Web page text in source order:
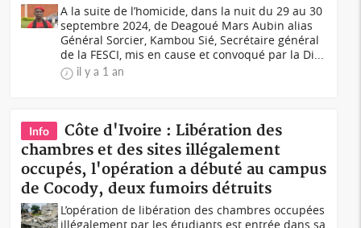
A la suite de l’homicide, dans la nuit du 29 au 30
septembre 2024, de Deagoué Mars Aubin alias
Général Sorcier, Kambou Sié, Secrétaire général
de la FESCI, mis en cause et convoqué par la Di...
il y a 1 an
Info
Côte d'Ivoire : Libération des
chambres et des sites illégalement
occupés, l'opération a débuté au campus
de Cocody, deux fumoirs détruits
L’opération de libération des chambres occupées
illégalement par les étudiants est entrée dans sa